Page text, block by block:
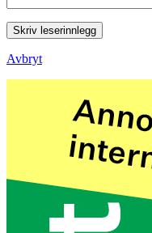
Skriv leserinnlegg
Avbryt